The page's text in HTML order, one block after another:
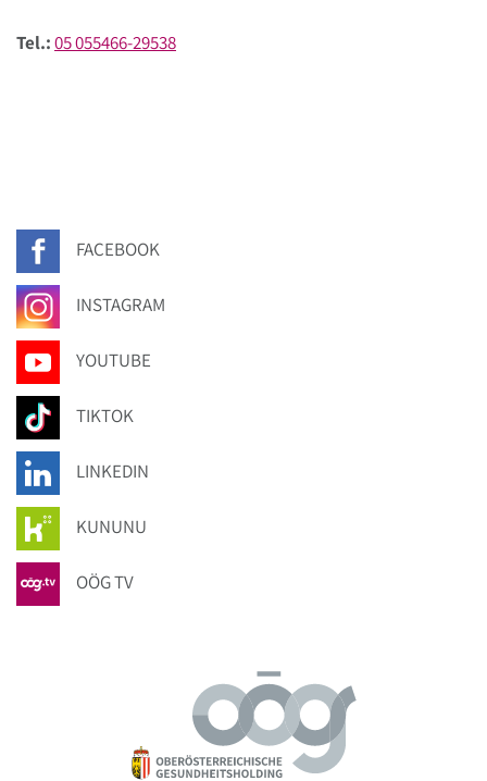
Tel.:05 055466-29538
FACEBOOK
INSTAGRAM
YOUTUBE
TIKTOK
LINKEDIN
KUNUNU
OÖG TV